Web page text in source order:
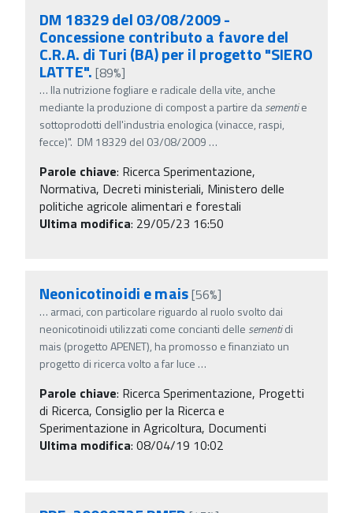
DM 18329 del 03/08/2009 -
Concessione contributo a favore del
C.R.A. di Turi (BA) per il progetto "SIERO
LATTE".[89%]
… lla nutrizione fogliare e radicale della vite, anche
mediante la produzione di compost a partire dasementie
sottoprodotti dell'industria enologica (vinacce, raspi,
fecce)". DM 18329 del 03/08/2009 …
Parole chiave: Ricerca Sperimentazione,
Normativa, Decreti ministeriali, Ministero delle
politiche agricole alimentari e forestali
Ultima modifica: 29/05/23 16:50
Neonicotinoidi e mais[56%]
… armaci, con particolare riguardo al ruolo svolto dai
neonicotinoidi utilizzati come concianti delle sementidi
mais (progetto APENET), ha promosso e finanziato un
progetto di ricerca volto a far luce …
Parole chiave: Ricerca Sperimentazione, Progetti
di Ricerca, Consiglio per la Ricerca e
Sperimentazione in Agricoltura, Documenti
Ultima modifica: 08/04/19 10:02